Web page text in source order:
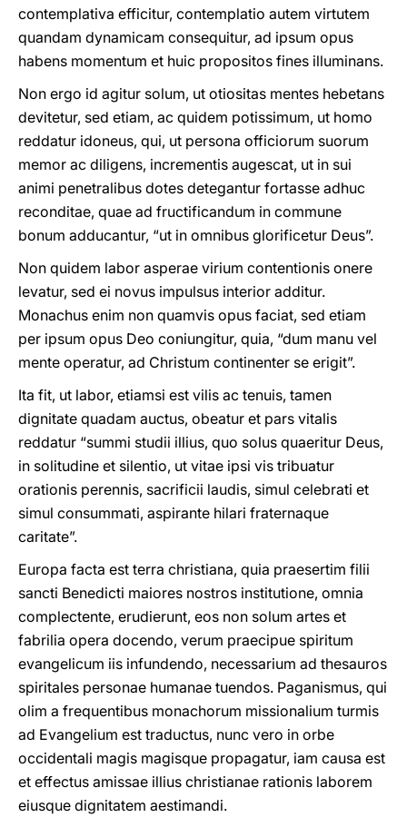
contemplativa efficitur, contemplatio autem virtutem
quandam dynamicam consequitur, ad ipsum opus
habens momentum et huic propositos fines illuminans.
Non ergo id agitur solum, ut otiositas mentes hebetans
devitetur, sed etiam, ac quidem potissimum, ut homo
reddatur idoneus, qui, ut persona officiorum suorum
memor ac diligens, incrementis augescat, ut in sui
animi penetralibus dotes detegantur fortasse adhuc
reconditae, quae ad fructificandum in commune
bonum adducantur, “ut in omnibus glorificetur Deus”.
Non quidem labor asperae virium contentionis onere
levatur, sed ei novus impulsus interior additur.
Monachus enim non quamvis opus faciat, sed etiam
per ipsum opus Deo coniungitur, quia, “dum manu vel
mente operatur, ad Christum continenter se erigit”.
Ita fit, ut labor, etiamsi est vilis ac tenuis, tamen
dignitate quadam auctus, obeatur et pars vitalis
reddatur “summi studii illius, quo solus quaeritur Deus,
in solitudine et silentio, ut vitae ipsi vis tribuatur
orationis perennis, sacrificii laudis, simul celebrati et
simul consummati, aspirante hilari fraternaque
caritate”.
Europa facta est terra christiana, quia praesertim filii
sancti Benedicti maiores nostros institutione, omnia
complectente, erudierunt, eos non solum artes et
fabrilia opera docendo, verum praecipue spiritum
evangelicum iis infundendo, necessarium ad thesauros
spiritales personae humanae tuendos. Paganismus, qui
olim a frequentibus monachorum missionalium turmis
ad Evangelium est traductus, nunc vero in orbe
occidentali magis magisque propagatur, iam causa est
et effectus amissae illius christianae rationis laborem
eiusque dignitatem aestimandi.